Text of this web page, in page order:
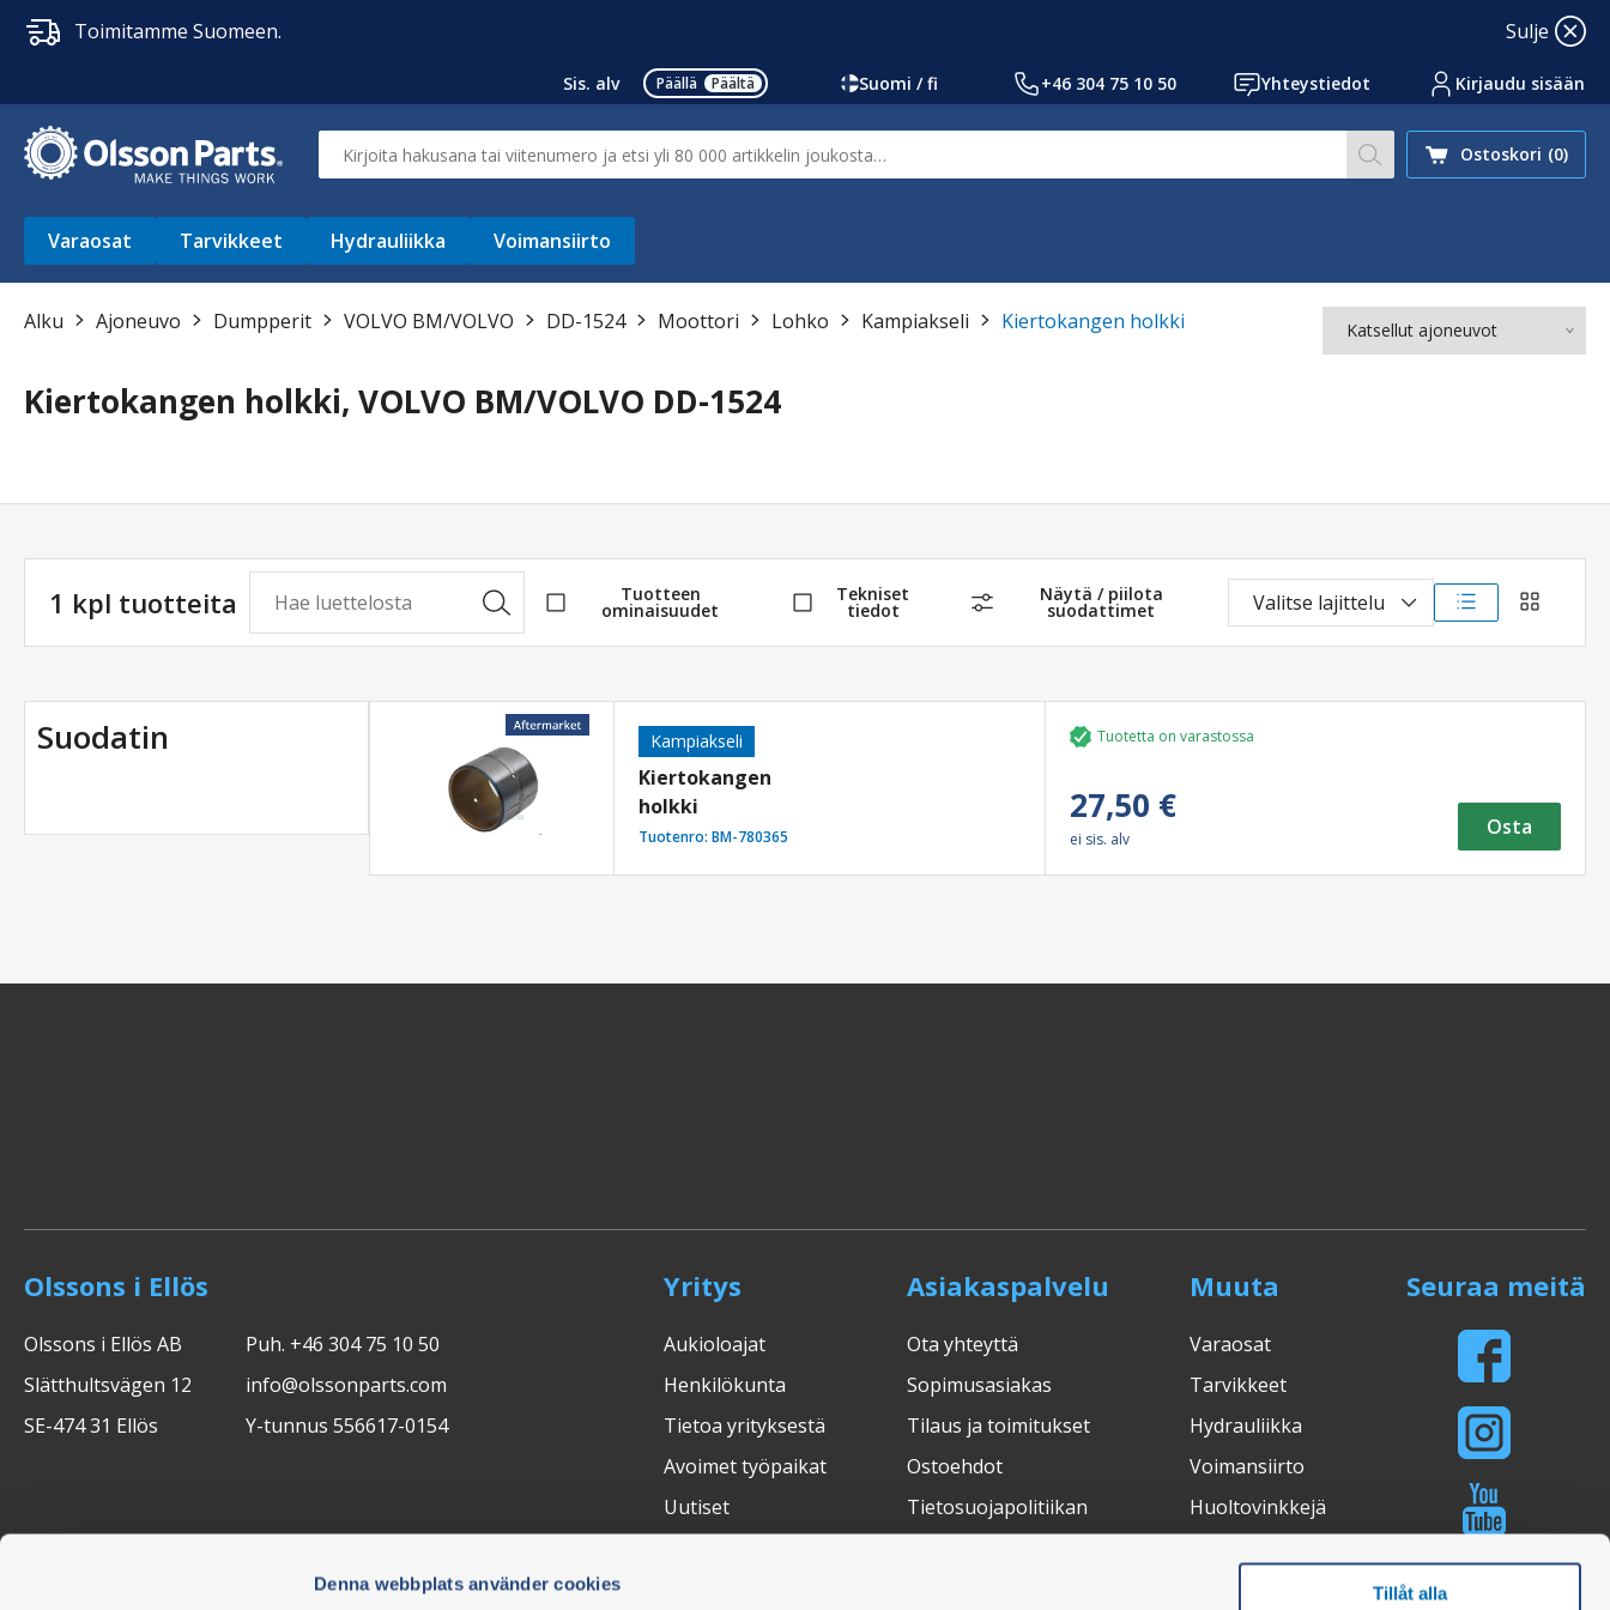
Denna webbplats använder cookies Tillåt alla
Toimitamme Suomeen. Sulje
Sis. alv Päällä Päältä Suomi / fi +46 304 75 10 50 Yhteystiedot Kirjaudu sisään
Hae sivustoltamme
Ostoskori (0)
Varaosat Tarvikkeet Hydrauliikka Voimansiirto
Alku Ajoneuvo Dumpperit VOLVO BM/VOLVO DD-1524 Moottori Lohko Kampiakseli Kiertokangen holkki Katsellut ajoneuvot
Kiertokangen holkki, VOLVO BM/VOLVO DD-1524
1 kpl tuotteita Tuotteen
ominaisuudet
Tekniset
tiedot
Näytä / piilota
suodattimet Valitse lajittelu
luettelonäkymä
Suodatin Kampiakseli
Kiertokangen
holkki
Tuotenro:BM-780365
Tuotetta on varastossa
27,50 €
ei sis. alv Osta
Olssons i Ellös
Olssons i Ellös AB
Slätthultsvägen 12
SE-474 31 Ellös
Puh. +46 304 75 10 50
info@olssonparts.com
Y-tunnus 556617-0154
Yritys
Aukioloajat
Henkilökunta
Tietoa yrityksestä
Avoimet työpaikat
Uutiset
Asiakaspalvelu
Ota yhteyttä
Sopimusasiakas
Tilaus ja toimitukset
Ostoehdot
Tietosuojapolitiikan
Muuta
Varaosat
Tarvikkeet
Hydrauliikka
Voimansiirto
Huoltovinkkejä
Seuraa meitä